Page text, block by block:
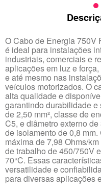
O Cabo de Energia 750V
é ideal para instalações
industriais, comerciais e
aplicações em luz e
e até mesmo nas
veículos motorizados. O
alta qualidade e
garantindo durabilidade
de 2,50 mm², classe de
C5, e diâmetro externo
de isolamento de 0,8
máxima de 7,98 Ohms/
de trabalho de 450/750V
70°C. Essas
versatilidade e
para diversas aplicações